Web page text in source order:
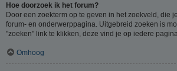
Hoe doorzoek ik het forum?
Door een zoekterm op te geven in het zoekveld, die
forum- en onderwerppagina. Uitgebreid zoeken is
"zoeken" link te klikken, deze vind je op iedere pagina.
Omhoog